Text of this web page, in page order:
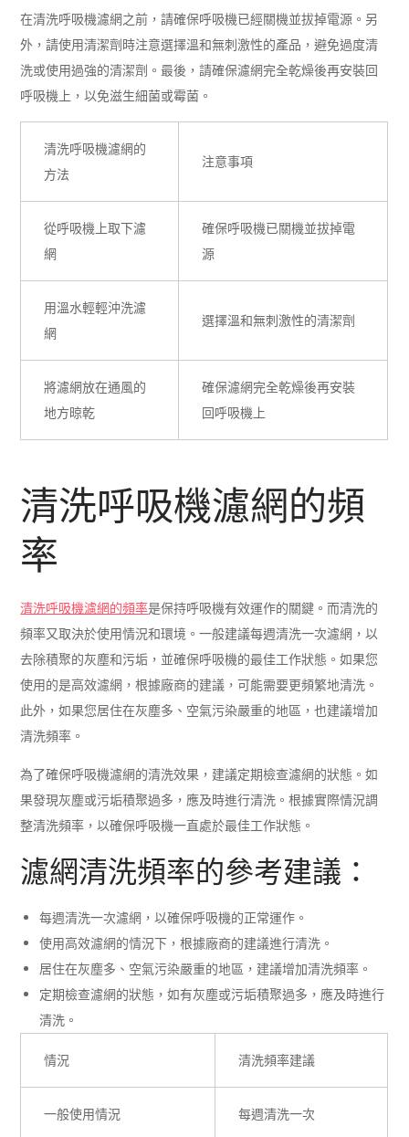
在清洗呼吸機濾網之前，請確保呼吸機已經關機並拔掉電源。另
外，請使用清潔劑時注意選擇溫和無刺激性的產品，避免過度清
洗或使用過強的清潔劑。最後，請確保濾網完全乾燥後再安裝回
呼吸機上，以免滋生細菌或霉菌。
清洗呼吸機濾網的
方法
注意事項
從呼吸機上取下濾
網
確保呼吸機已關機並拔掉電
源
用溫水輕輕沖洗濾
網
選擇溫和無刺激性的清潔劑
將濾網放在通風的
地方晾乾
確保濾網完全乾燥後再安裝
回呼吸機上
清洗呼吸機濾網的頻
率
清洗呼吸機濾網的頻率是保持呼吸機有效運作的關鍵。而清洗的
頻率又取決於使用情況和環境。一般建議每週清洗一次濾網，以
去除積聚的灰塵和污垢，並確保呼吸機的最佳工作狀態。如果您
使用的是高效濾網，根據廠商的建議，可能需要更頻繁地清洗。
此外，如果您居住在灰塵多、空氣污染嚴重的地區，也建議增加
清洗頻率。
為了確保呼吸機濾網的清洗效果，建議定期檢查濾網的狀態。如
果發現灰塵或污垢積聚過多，應及時進行清洗。根據實際情況調
整清洗頻率，以確保呼吸機一直處於最佳工作狀態。
濾網清洗頻率的參考建議：
每週清洗一次濾網，以確保呼吸機的正常運作。
使用高效濾網的情況下，根據廠商的建議進行清洗。
居住在灰塵多、空氣污染嚴重的地區，建議增加清洗頻率。
定期檢查濾網的狀態，如有灰塵或污垢積聚過多，應及時進行
清洗。
情況 清洗頻率建議
一般使用情況 每週清洗一次